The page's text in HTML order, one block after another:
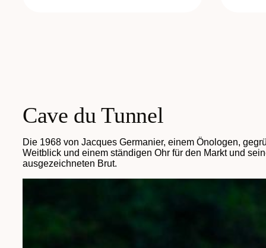
Cave du Tunnel
Die 1968 von Jacques Germanier, einem Önologen,
Weitblick und einem ständigen Ohr für den Markt und
ausgezeichneten Brut.